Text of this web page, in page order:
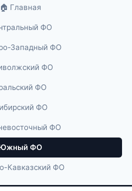
🏠 Главная
ФО
Западный ФО
ФО
ФО
ФО
ФО
ФО
Кавказский ФО